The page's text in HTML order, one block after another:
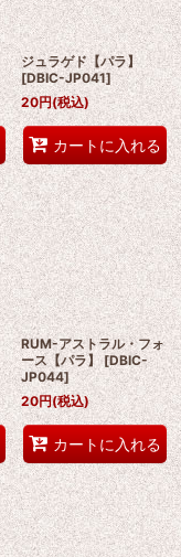
ジュラゲド【パラ】
[DBIC-JP041]
20円(税込)
カートに入れる
RUM-アストラル・フォ
ース【パラ】 [DBIC-
JP044]
20円(税込)
カートに入れる